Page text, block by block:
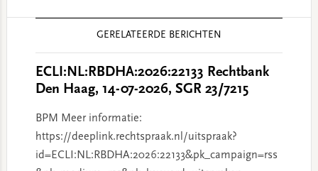
GERELATEERDE BERICHTEN
ECLI:NL:RBDHA:2026:22133 Rechtbank
Den Haag, 14-07-2026, SGR 23/7215
BPM Meer informatie:
https://deeplink.rechtspraak.nl/uitspraak?
id=ECLI:NL:RBDHA:2026:22133&pk_campaign=rss